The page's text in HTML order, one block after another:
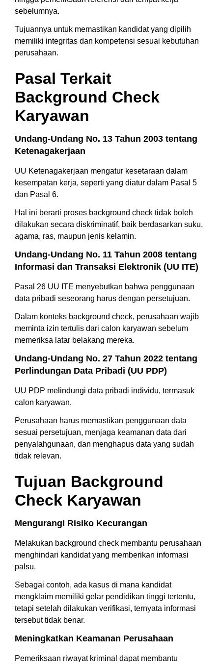
sebelumnya.
Tujuannya untuk memastikan kandidat yang dipilih
memiliki integritas dan kompetensi sesuai kebutuhan
perusahaan.
Pasal Terkait
Background Check
Karyawan
Undang-Undang No. 13 Tahun 2003 tentang
Ketenagakerjaan
UU Ketenagakerjaan mengatur kesetaraan dalam
kesempatan kerja, seperti yang diatur dalam Pasal 5
dan Pasal 6.
Hal ini berarti proses background check tidak boleh
dilakukan secara diskriminatif, baik berdasarkan suku,
agama, ras, maupun jenis kelamin.
Undang-Undang No. 11 Tahun 2008 tentang
Informasi dan Transaksi Elektronik (UU ITE)
Pasal 26 UU ITE menyebutkan bahwa penggunaan
data pribadi seseorang harus dengan persetujuan.
Dalam konteks background check, perusahaan wajib
meminta izin tertulis dari calon karyawan sebelum
memeriksa latar belakang mereka.
Undang-Undang No. 27 Tahun 2022 tentang
Perlindungan Data Pribadi (UU PDP)
UU PDP melindungi data pribadi individu, termasuk
calon karyawan.
Perusahaan harus memastikan penggunaan data
sesuai persetujuan, menjaga keamanan data dari
penyalahgunaan, dan menghapus data yang sudah
tidak relevan.
Tujuan Background
Check Karyawan
Mengurangi Risiko Kecurangan
Melakukan background check membantu perusahaan
menghindari kandidat yang memberikan informasi
palsu.
Sebagai contoh, ada kasus di mana kandidat
mengklaim memiliki gelar pendidikan tinggi tertentu,
tetapi setelah dilakukan verifikasi, ternyata informasi
tersebut tidak benar.
Meningkatkan Keamanan Perusahaan
Pemeriksaan riwayat kriminal dapat membantu